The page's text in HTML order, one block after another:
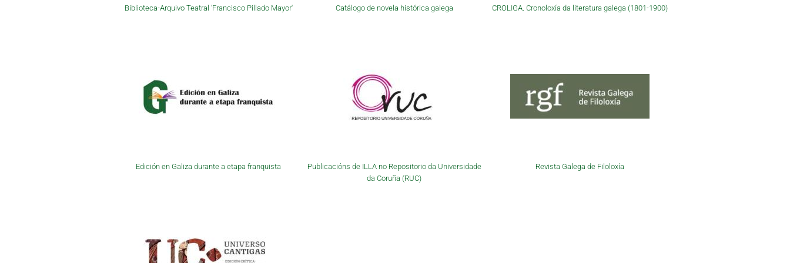
Biblioteca-Arquivo Teatral 'Francisco Pillado Mayor' Catálogo de novela histórica galega CROLIGA. Cronoloxía da literatura galega (1801-1900)
Edición en Galiza durante a etapa franquista
Publicacións de ILLA no Repositorio da Universidade
da Coruña (RUC)
Revista Galega de Filoloxía